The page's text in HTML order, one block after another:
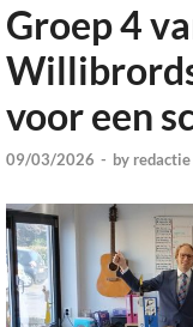
Groep 4
voor een
09/03/2026 - by redactie